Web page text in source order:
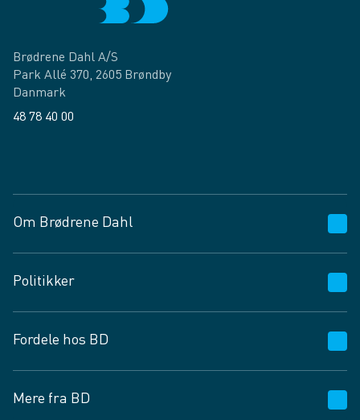
Brødrene Dahl A/S
Park Allé 370, 2605 Brøndby
Danmark
48 78 40 00
Om Brødrene Dahl
Vagttelefon 30 10 89 89
Spørgsmål og svar
Job og karriere
Fødevarekontrolrapport
Politikker
Privatlivspolitik
Cookies
Vilkår og betingelser
Fordele hos BD
BD app
Mere fra BD